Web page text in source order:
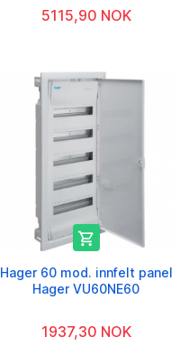
5115,90 NOK

Hager 60 mod. innfelt panel
Hager VU60NE60
1937,30 NOK